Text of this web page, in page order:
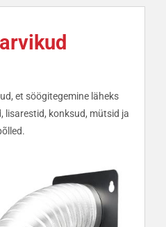
et söögitegemine läheks
lisarestid, konksud, mütsid ja